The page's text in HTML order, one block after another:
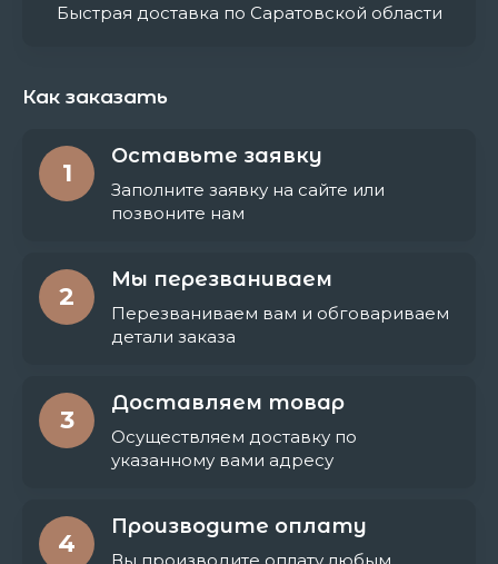
Быстрая доставка по Саратовской области
Как заказать
1
Оставьте заявку
Заполните заявку на сайте или
позвоните нам
2
Мы перезваниваем
Перезваниваем вам и обговариваем
детали заказа
3
Доставляем товар
Осуществляем доставку по
указанному вами адресу
4
Производите оплату